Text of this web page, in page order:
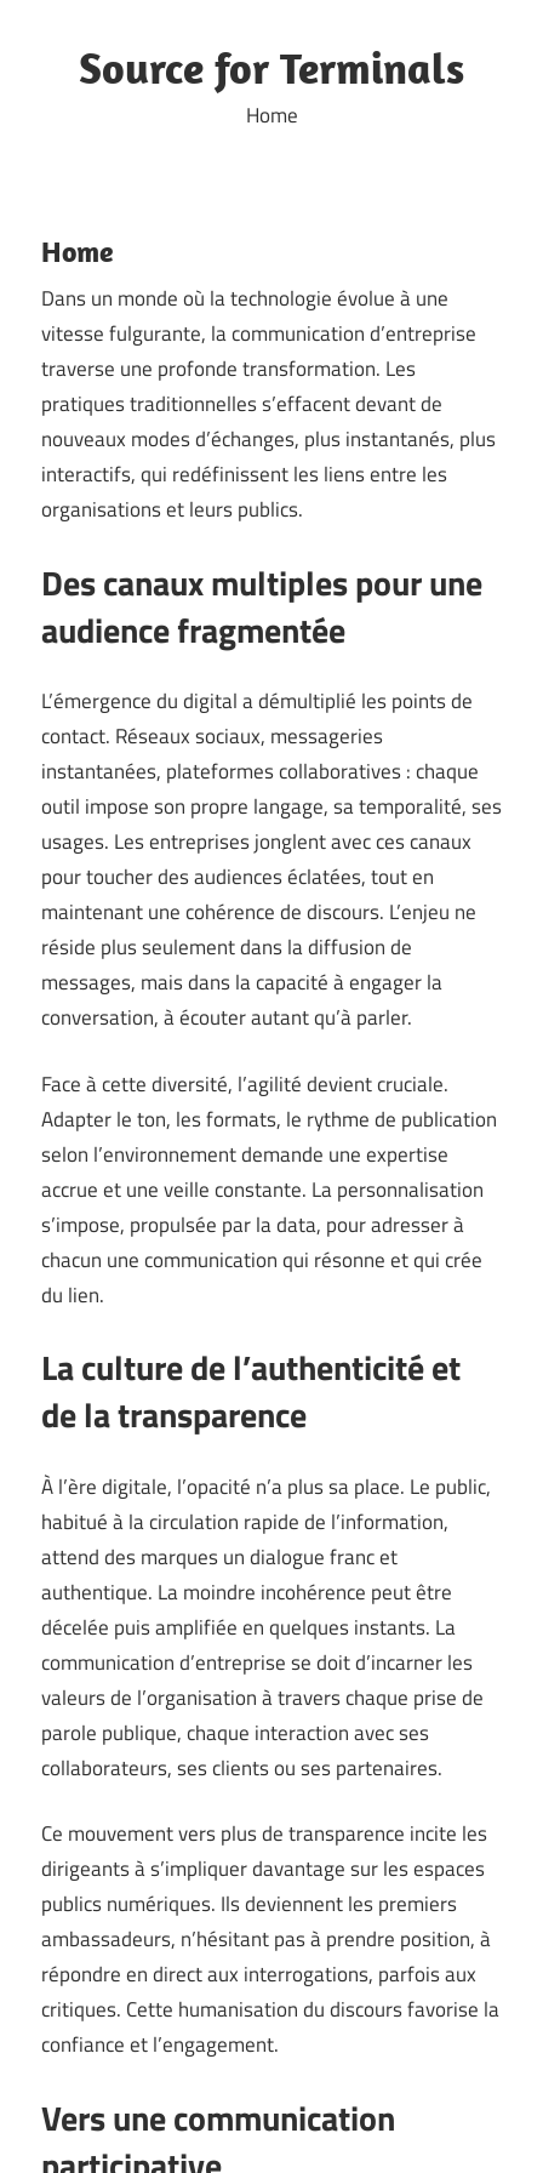
contentSource for Terminals
Home
Home
Dans un monde où la technologie évolue à une
vitesse fulgurante, la communication d’entreprise
traverse une profonde transformation. Les
pratiques traditionnelles s’effacent devant de
nouveaux modes d’échanges, plus instantanés, plus
interactifs, qui redéfinissent les liens entre les
organisations et leurs publics.
Des canaux multiples pour une
audience fragmentée
L’émergence du digital a démultiplié les points de
contact. Réseaux sociaux, messageries
instantanées, plateformes collaboratives : chaque
outil impose son propre langage, sa temporalité, ses
usages. Les entreprises jonglent avec ces canaux
pour toucher des audiences éclatées, tout en
maintenant une cohérence de discours. L’enjeu ne
réside plus seulement dans la diffusion de
messages, mais dans la capacité à engager la
conversation, à écouter autant qu’à parler.
Face à cette diversité, l’agilité devient cruciale.
Adapter le ton, les formats, le rythme de publication
selon l’environnement demande une expertise
accrue et une veille constante. La personnalisation
s’impose, propulsée par la data, pour adresser à
chacun une communication qui résonne et qui crée
du lien.
La culture de l’authenticité et
de la transparence
À l’ère digitale, l’opacité n’a plus sa place. Le public,
habitué à la circulation rapide de l’information,
attend des marques un dialogue franc et
authentique. La moindre incohérence peut être
décelée puis amplifiée en quelques instants. La
communication d’entreprise se doit d’incarner les
valeurs de l’organisation à travers chaque prise de
parole publique, chaque interaction avec ses
collaborateurs, ses clients ou ses partenaires.
Ce mouvement vers plus de transparence incite les
dirigeants à s’impliquer davantage sur les espaces
publics numériques. Ils deviennent les premiers
ambassadeurs, n’hésitant pas à prendre position, à
répondre en direct aux interrogations, parfois aux
critiques. Cette humanisation du discours favorise la
confiance et l’engagement.
Vers une communication